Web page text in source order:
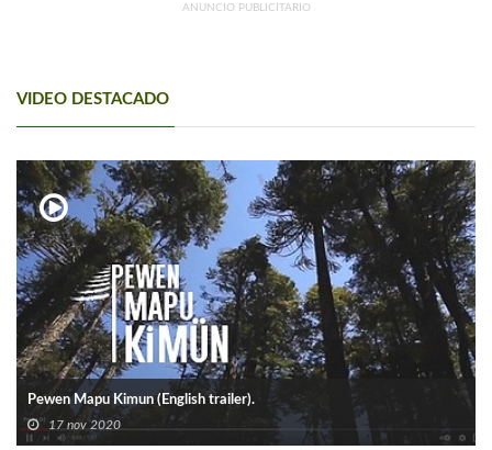
ANUNCIO PUBLICITARIO
VIDEO DESTACADO
Pewen Mapu Kimun (English trailer).
17 nov 2020